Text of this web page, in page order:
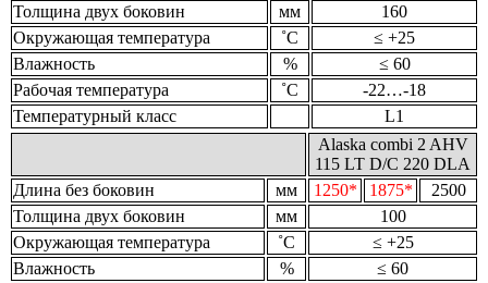
Толщина двух боковин
мм
160
Окружающая температура
˚С
≤ +25
Влажность
%
≤ 60
Рабочая температура
˚С
-22…-18
Температурный класс
L1
Alaska combi 2 AHV
115 LT D/C 220 DLA
Длина без боковин
мм 1250* 1875*
2500
Толщина двух боковин
мм
100
Окружающая температура
˚С
≤ +25
Влажность
%
≤ 60